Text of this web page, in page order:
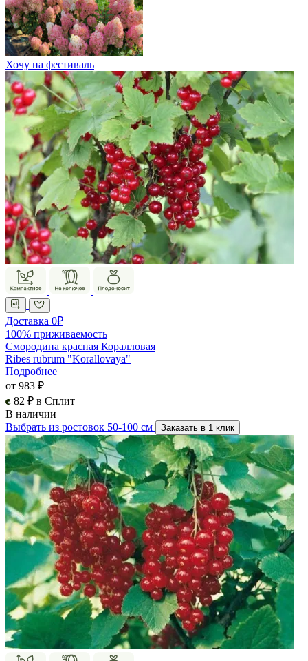
Хочу на фестиваль
Доставка 0₽
100% приживаемость
Смородина красная Коралловая
Ribes rubrum "Korallovaya"
Подробнее
от 983 ₽
82 ₽ в Сплит
В наличии
Выбрать из ростовок 50-100 см
Заказать в 1 клик